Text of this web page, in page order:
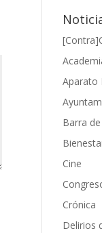
Aparato
Barra
Cine
Crónica
Delirios